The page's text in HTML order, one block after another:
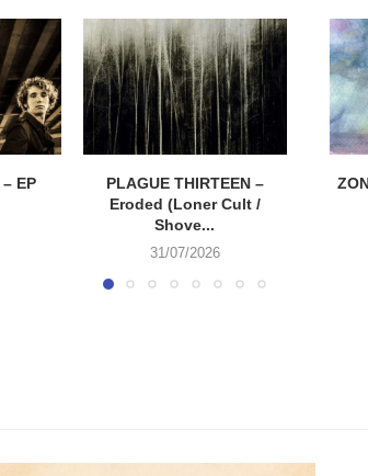
– EP
PLAGUE THIRTEEN –
Eroded (Loner Cult /
Shove...
31/07/2026